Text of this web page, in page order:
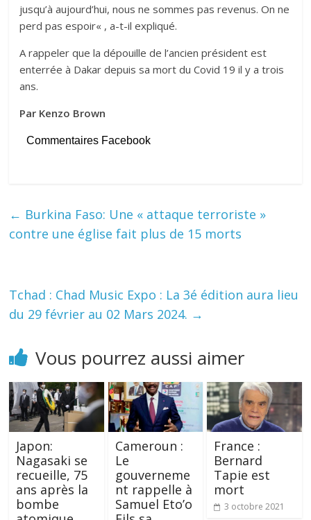
jusqu’à aujourd’hui, nous ne sommes pas revenus. On ne
perd pas espoir« , a-t-il expliqué.
A rappeler que la dépouille de l’ancien président est
enterrée à Dakar depuis sa mort du Covid 19 il y a trois
ans.
Par Kenzo Brown
Commentaires Facebook
← Burkina Faso: Une « attaque terroriste »
contre une église fait plus de 15 morts
Tchad : Chad Music Expo : La 3é édition aura lieu
du 29 février au 02 Mars 2024. →
Vous pourrez aussi aimer
Japon:
Nagasaki se
recueille, 75
ans après la
bombe
Cameroun :
Le
gouverneme
nt rappelle à
Samuel Eto’o
France :
Bernard
Tapie est
mort
3 octobre 2021